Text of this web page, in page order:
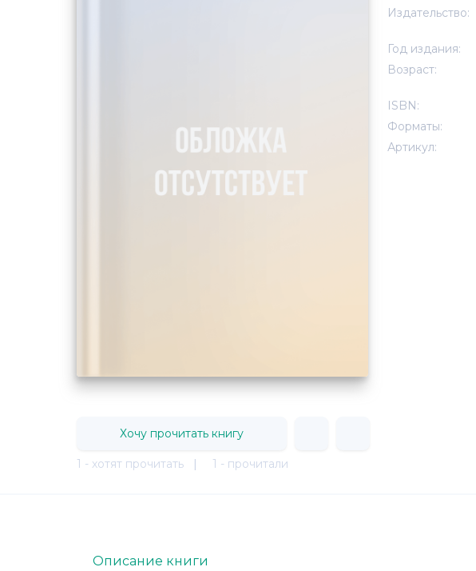
Издательство:
Год издания:
Возраст:
ISBN:
Форматы:
Артикул:
Хочу прочитать книгу
1 - хотят прочитать | 1 - прочитали
Описание книги